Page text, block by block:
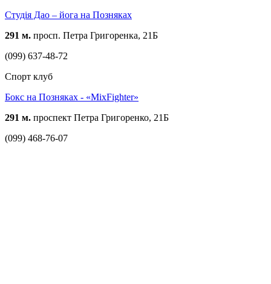
Студія Дао – йога на Позняках
291 м. просп. Петра Григоренка, 21Б
(099) 637-48-72
Спорт клуб
Бокс на Позняках - «MixFighter»
291 м. проспект Петра Григоренко, 21Б
(099) 468-76-07